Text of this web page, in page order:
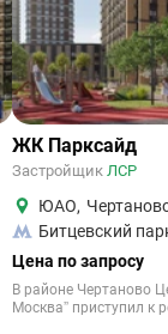
ЖК Парксайд
Застройщик ЛСР
ЮАО,
Битцевский
Цена по запросу
В районе Чертаново
Москва” приступил к